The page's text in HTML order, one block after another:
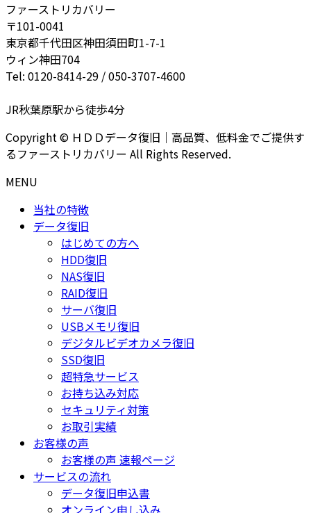
ファーストリカバリー
〒101-0041
東京都千代田区神田須田町1-7-1
ウィン神田704
Tel: 0120-8414-29 / 050-3707-4600
JR秋葉原駅から徒歩4分
Copyright © ＨＤＤデータ復旧｜高品質、低料金でご提供す
るファーストリカバリー All Rights Reserved.
MENU
当社の特徴
データ復旧
はじめての方へ
HDD復旧
NAS復旧
RAID復旧
サーバ復旧
USBメモリ復旧
デジタルビデオカメラ復旧
SSD復旧
超特急サービス
お持ち込み対応
セキュリティ対策
お取引実績
お客様の声
お客様の声 速報ページ
サービスの流れ
データ復旧申込書
オンライン申し込み